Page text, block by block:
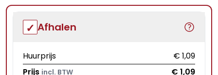
Afhalen
Huurprijs
€ 1,09
Prijs incl. BTW
€ 1,09